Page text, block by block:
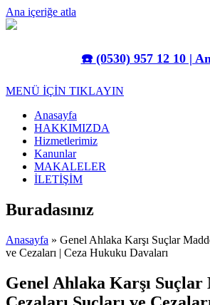
Ana içeriğe atla
☎️ (0530) 957 12 10 |
MENÜ İÇİN TIKLAYIN
Anasayfa
HAKKIMIZDA
Hizmetlerimiz
Kanunlar
MAKALELER
İLETİŞİM
Buradasınız
Anasayfa » Genel Ahlaka Karşı Suçlar
ve Cezaları | Ceza Hukuku Davaları
Genel Ahlaka Karşı